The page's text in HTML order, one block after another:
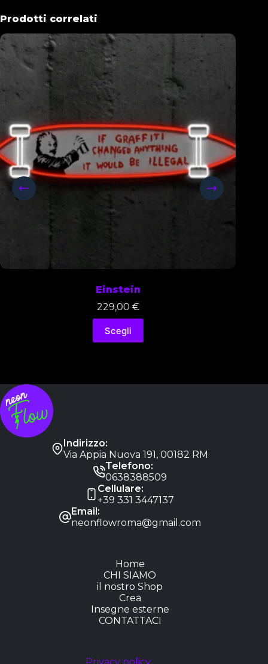
Prodotti correlati
Indirizzo:
Via Appia Nuova 191, 00182 RM
Telefono:
0638388509
Cellulare:
+39 331 3447137
Email:
neonflowroma@gmail.com
Home
CHI SIAMO
il nostro Shop
Crea
Insegne esterne
CONTATTACI